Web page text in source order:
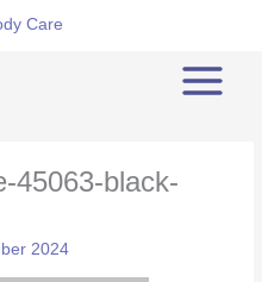
45063-black-
2024